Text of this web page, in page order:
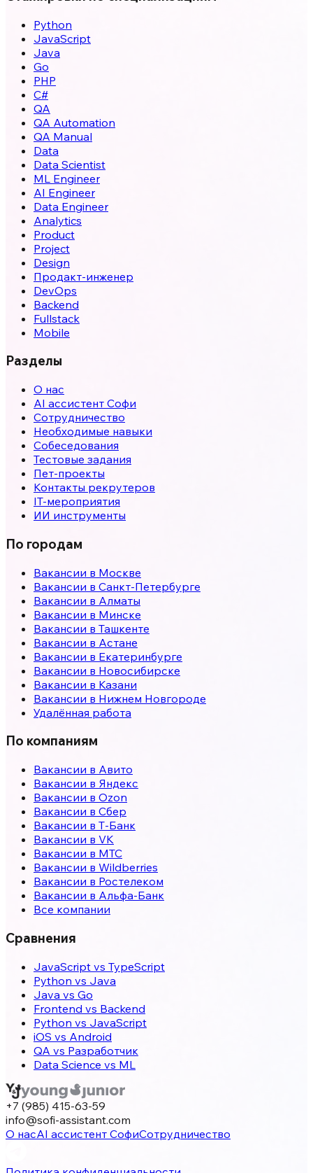
Python
JavaScript
Java
Go
PHP
C#
QA
QA Automation
QA Manual
Data
Data Scientist
ML Engineer
AI Engineer
Data Engineer
Analytics
Product
Project
Design
Продакт-инженер
DevOps
Backend
Fullstack
Mobile
Разделы
О нас
AI ассистент Софи
Сотрудничество
Необходимые навыки
Собеседования
Тестовые задания
Пет-проекты
Контакты рекрутеров
IT-мероприятия
ИИ инструменты
По городам
Вакансии в Москве
Вакансии в Санкт-Петербурге
Вакансии в Алматы
Вакансии в Минске
Вакансии в Ташкенте
Вакансии в Астане
Вакансии в Екатеринбурге
Вакансии в Новосибирске
Вакансии в Казани
Вакансии в Нижнем Новгороде
Удалённая работа
По компаниям
Вакансии в Авито
Вакансии в Яндекс
Вакансии в Ozon
Вакансии в Сбер
Вакансии в Т-Банк
Вакансии в VK
Вакансии в МТС
Вакансии в Wildberries
Вакансии в Ростелеком
Вакансии в Альфа-Банк
Все компании
Сравнения
JavaScript vs TypeScript
Python vs Java
Java vs Go
Frontend vs Backend
Python vs JavaScript
iOS vs Android
QA vs Разработчик
Data Science vs ML
+7 (985) 415-63-59
info@sofi-assistant.com
О насAI ассистент СофиСотрудничество